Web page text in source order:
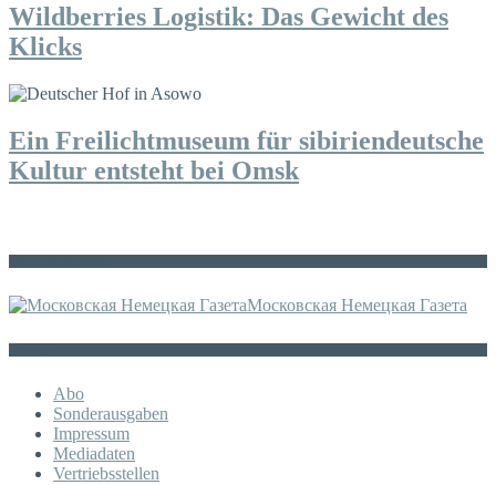
Wildberries Logistik: Das Gewicht des
Klicks
Ein Freilichtmuseum für sibiriendeutsche
Kultur entsteht bei Omsk
Московская Немецкая Газета
Abo
Sonderausgaben
Impressum
Mediadaten
Vertriebsstellen